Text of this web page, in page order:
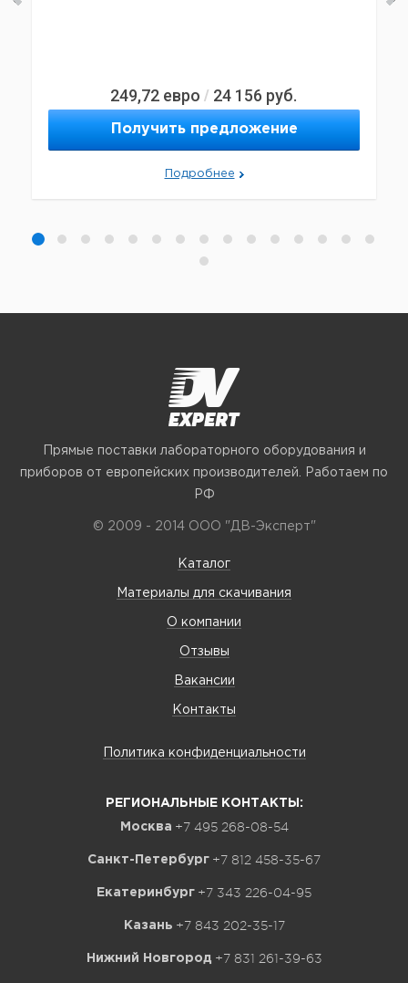
249,72 евро / 24 156 руб.
Получить предложение
Подробнее
Прямые поставки лабораторного оборудования и
приборов от европейских производителей. Работаем по
РФ
© 2009 - 2014 ООО "ДВ-Эксперт"
Каталог
Материалы для скачивания
О компании
Отзывы
Вакансии
Контакты
Политика конфиденциальности
РЕГИОНАЛЬНЫЕ КОНТАКТЫ:
Москва +7 495 268-08-54
Санкт-Петербург +7 812 458-35-67
Екатеринбург +7 343 226-04-95
Казань +7 843 202-35-17
Нижний Новгород +7 831 261-39-63